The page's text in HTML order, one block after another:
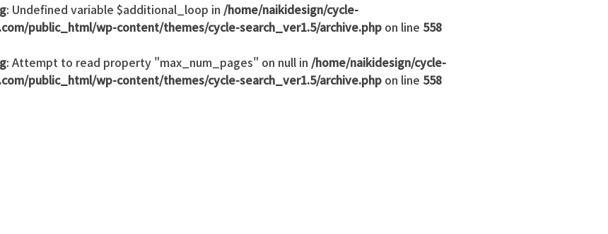
: Undefined variable $additional_loop in /home/naikidesign/cycle-
public_html/wp-content/themes/cycle-search_ver1.5/archive.php on line 558
: Attempt to read property "max_num_pages" on null in /home/naikidesign/cycle-
public_html/wp-content/themes/cycle-search_ver1.5/archive.php on line 558